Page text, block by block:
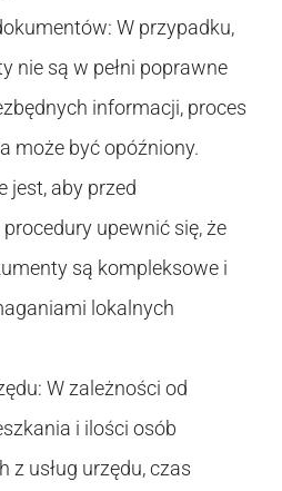
W przypadku,
nie są w pełni poprawne
informacji, proces
może być opóźniony.
jest, aby przed
upewnić się, że
są kompleksowe i
lokalnych
W zależności od
i ilości osób
z usług urzędu, czas